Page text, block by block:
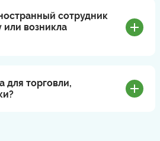
сотрудник
возникла
для торговли,